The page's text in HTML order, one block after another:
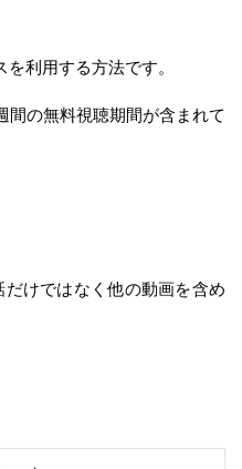
利用する方法です。
間の無料視聴期間が含まれて
けではなく他の動画を含め